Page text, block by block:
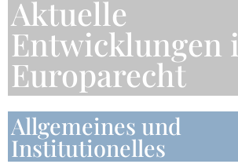
Aktuelle
Entwicklungen
Europarecht
Allgemeines und
Institutionelles